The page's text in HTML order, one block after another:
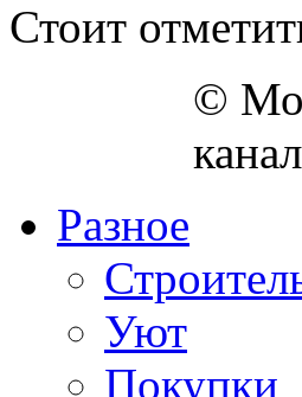
Стоит
©
Разное
Уют
Покупки